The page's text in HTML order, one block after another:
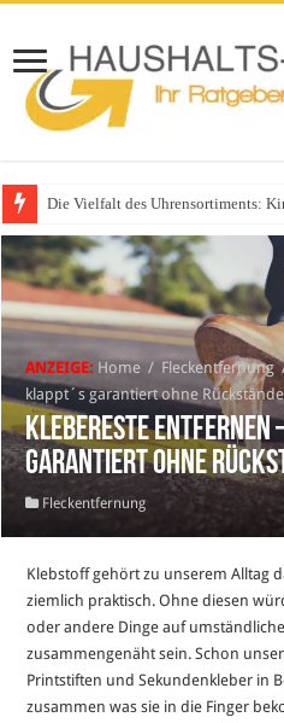
Die Vielfalt des Uhrensortiments:
Glasgeländer in modernen
ANZEIGE: Home / Fleckentfernung
klappt´s garantiert ohne Rückstände
Klebereste entfernen
garantiert ohne
Fleckentfernung
Klebstoff gehört zu unserem Alltag
ziemlich praktisch. Ohne diesen
oder andere Dinge auf
zusammengenäht sein. Schon
Printstiften und Sekundenkleber in
zusammen was sie in die Finger